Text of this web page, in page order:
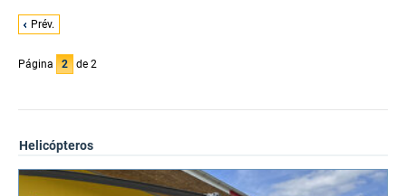
Prév.
Página 2 de 2
Helicópteros